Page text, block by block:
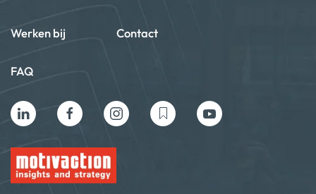
Werken bij Contact
FAQ